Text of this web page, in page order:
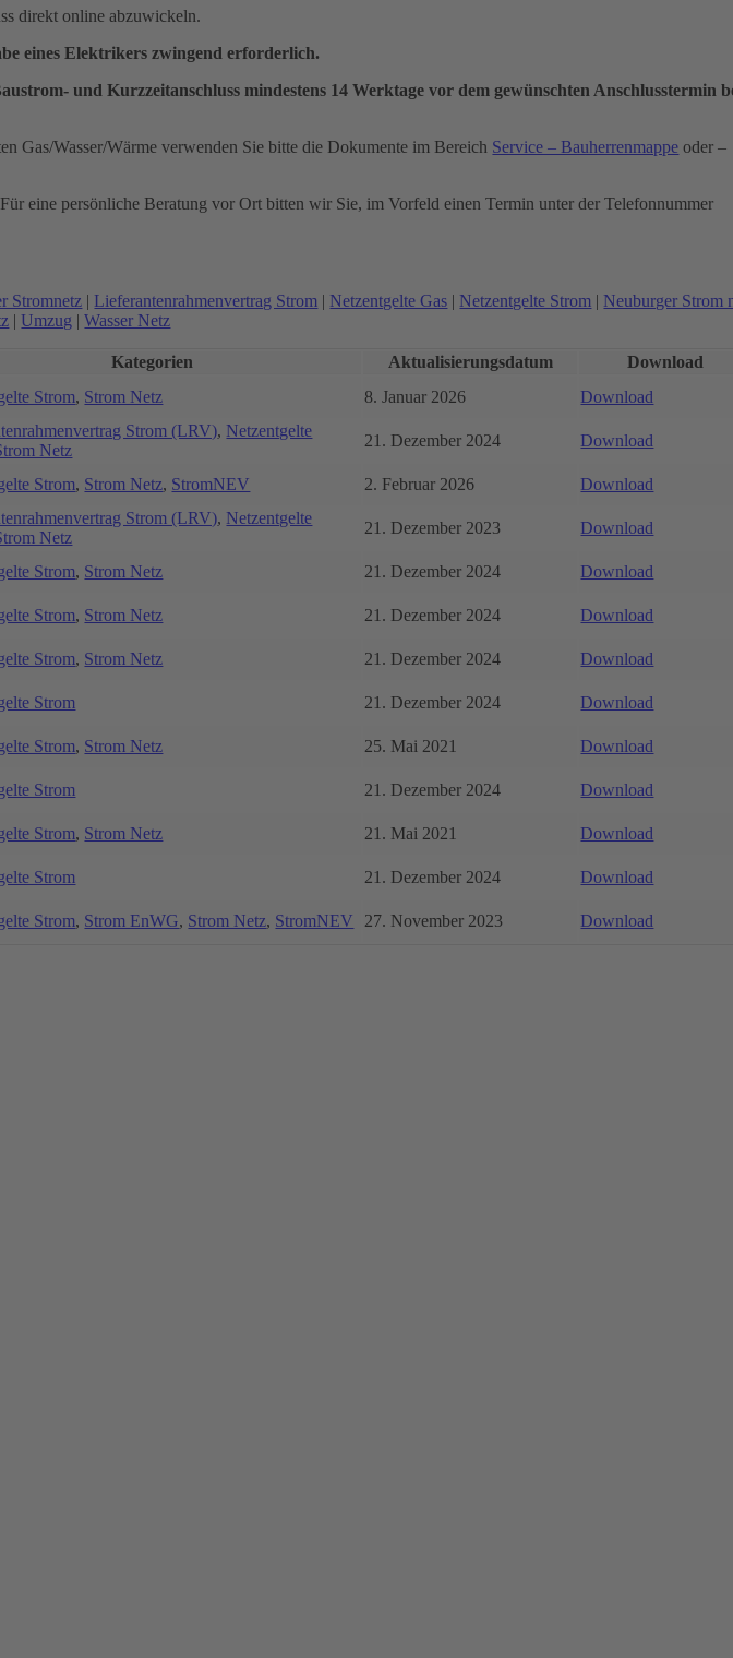
direkt online abzuwickeln.
eines Elektrikers zwingend erforderlich.
und Kurzzeitanschluss mindestens 14 Werktage vor dem gewünschten Anschlusstermin
Gas/Wasser/Wärme verwenden Sie bitte die Dokumente im Bereich Service – Bauherrenmappe oder –
eine persönliche Beratung vor Ort bitten wir Sie, im Vorfeld einen Termin unter der Telefonnummer
Stromnetz | Lieferantenrahmenvertrag Strom | Netzentgelte Gas | Netzentgelte Strom | Neuburger Strom
|Umzug |Wasser Netz
Kategorien Aktualisierungsdatum
Download
Strom, Strom Netz 8. Januar 2026
Download
Strom (LRV), Netzentgelte
Netz
21. Dezember 2024
Download
Strom, Strom Netz, StromNEV 2. Februar 2026
Download
Strom (LRV), Netzentgelte
Netz
21. Dezember 2023
Download
Strom, Strom Netz 21. Dezember 2024
Download
Strom, Strom Netz 21. Dezember 2024
Download
Strom, Strom Netz 21. Dezember 2024
Download
Strom 21. Dezember 2024
Download
Strom, Strom Netz 25. Mai 2021
Download
Strom 21. Dezember 2024
Download
Strom, Strom Netz 21. Mai 2021
Download
Strom 21. Dezember 2024
Download
Strom, Strom EnWG, Strom Netz, StromNEV 27. November 2023
Download